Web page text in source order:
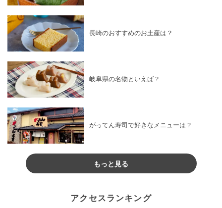
長崎のおすすめのお土産は？
岐阜県の名物といえば？
がってん寿司で好きなメニューは？
もっと見る
アクセスランキング